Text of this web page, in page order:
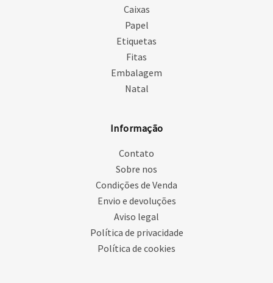
Caixas
Papel
Etiquetas
Fitas
Embalagem
Natal
Informação
Contato
Sobre nos
Condições de Venda
Envio e devoluções
Aviso legal
Política de privacidade
Política de cookies